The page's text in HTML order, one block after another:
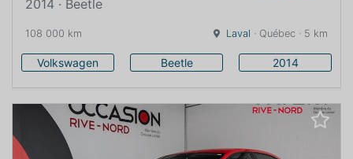
2014 · Beetle
108 000 km Laval · Québec · 5 km
Volkswagen Beetle 2014